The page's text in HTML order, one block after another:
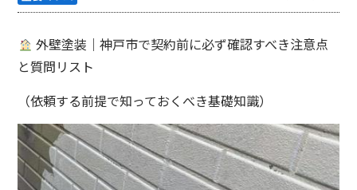
外壁塗装｜神戸市で契約前に必ず確認すべき注意点
と質問リスト
（依頼する前提で知っておくべき基礎知識）